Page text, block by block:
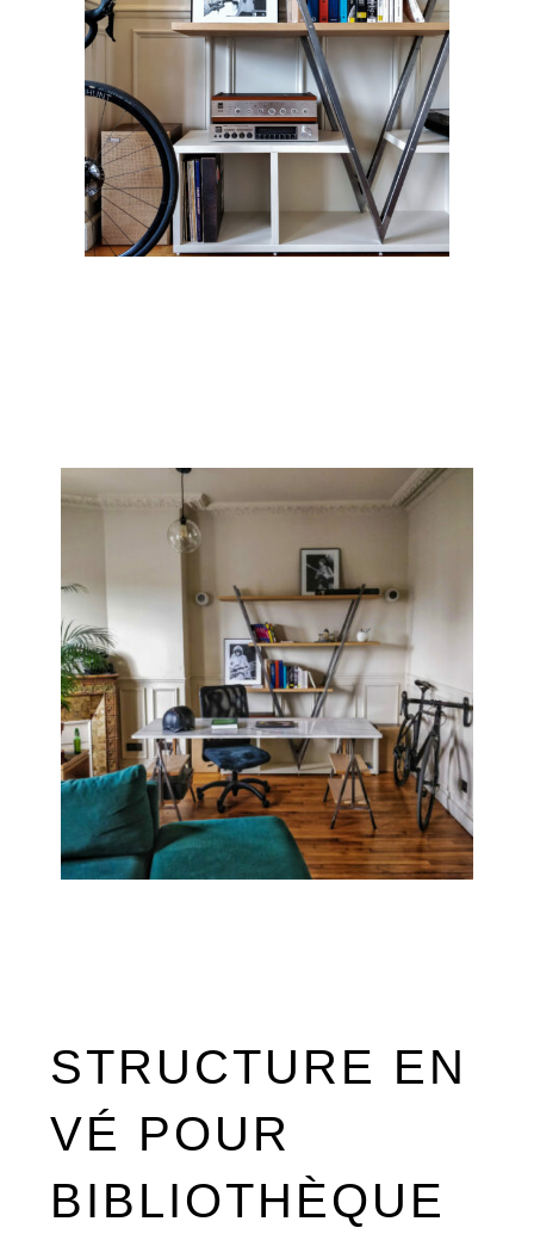
STRUCTURE EN
VÉ POUR
BIBLIOTHÈQUE